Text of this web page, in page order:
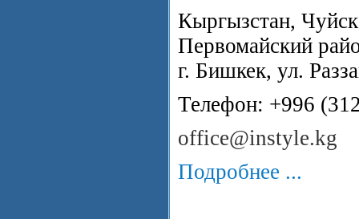
Кыргызстан,
Первомайский
г. Бишкек, ул.
Телефон: +996
office@instyle.kg
Подробнее ...